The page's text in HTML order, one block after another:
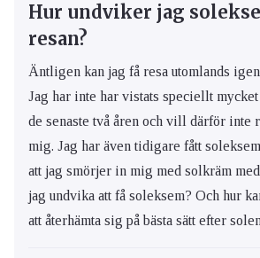
Hur undviker jag
resan?
Äntligen kan jag få resa utomlands
Jag har inte har vistats speciellt
de senaste två åren och vill därför inte
mig. Jag har även tidigare fått
att jag smörjer in mig med solkräm med
jag undvika att få soleksem? Och hur
att återhämta sig på bästa sätt efter